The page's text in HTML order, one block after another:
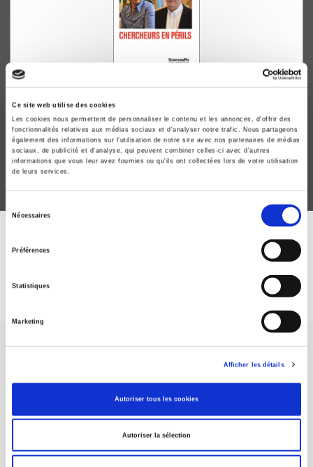
Ce site web utilise des cookies
Les cookies nous permettent de personnaliser le contenu et les annonces, d'offrir des
fonctionnalités relatives aux médias sociaux et d'analyser notre trafic. Nous partageons
également des informations sur l'utilisation de notre site avec nos partenaires de médias
sociaux, de publicité et d'analyse, qui peuvent combiner celles-ci avec d'autres
informations que vous leur avez fournies ou qu'ils ont collectées lors de votre utilisation
de leurs services.
Nécessaires
Préférences
Statistiques
Marketing
Afficher les détails
Autoriser tous les cookies
Autoriser la sélection
Pour Fariba Adelkhah et Roland Marchal.
Chercheurs en périls
Jean-François Bayart, Ariel Colonomos, Alain Dieckhoff
original research, to edit reference works for student use, and to
help public and political debate.continue